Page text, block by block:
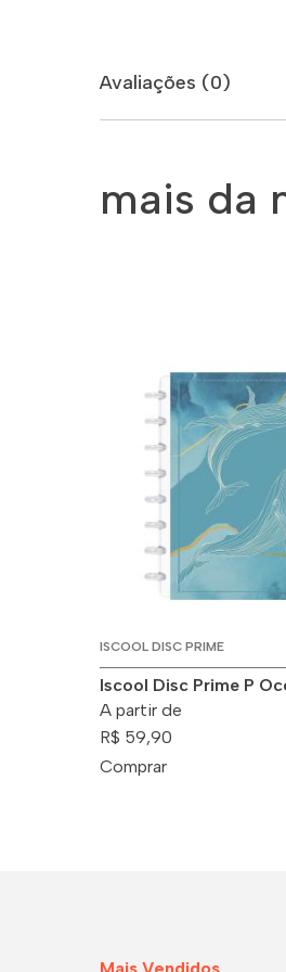
Avaliações (0)
mais da
ISCOOL DISC PRIME
Iscool Disc Prime P
A partir de
R$ 59,90
Comprar